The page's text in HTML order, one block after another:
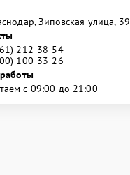
Зиповская улица, 39
212-38-54
100-33-26
с 09:00 до 21:00